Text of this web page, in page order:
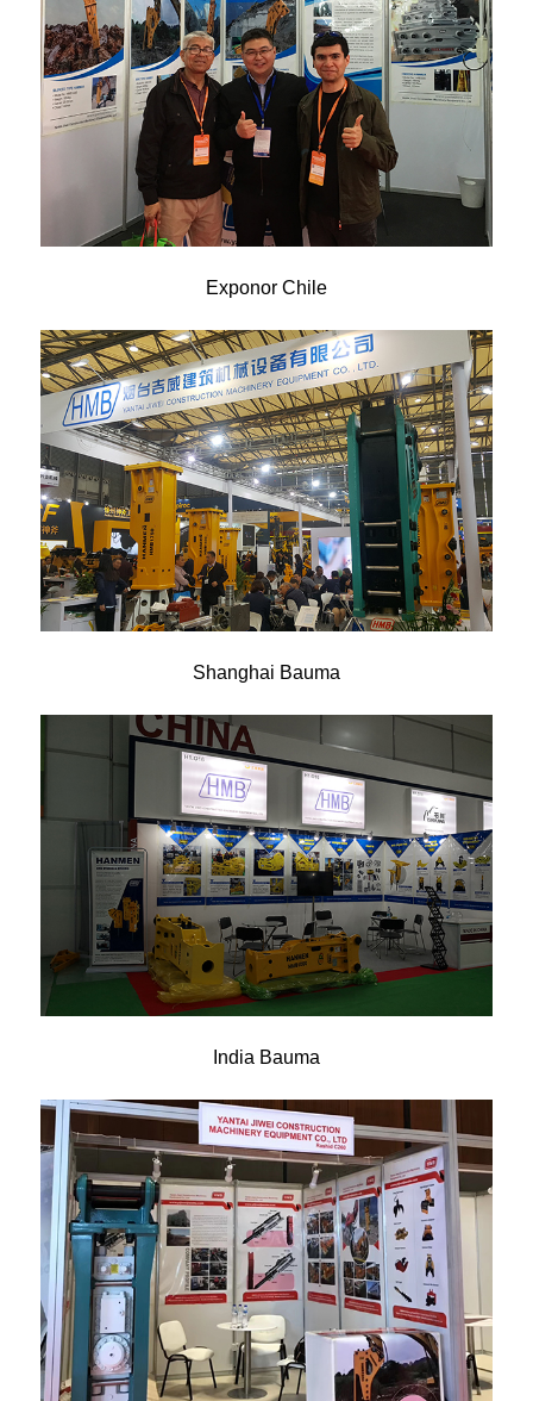
Exponor Chile
Shanghai Bauma
India Bauma